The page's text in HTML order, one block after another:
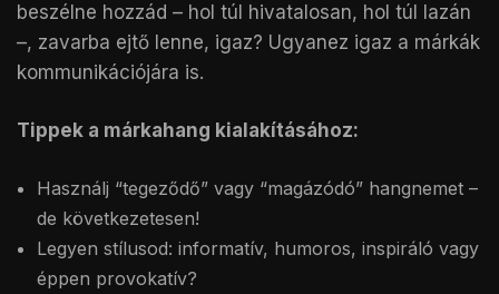
beszélne hozzád – hol túl hivatalosan, hol túl lazán
–, zavarba ejtő lenne, igaz? Ugyanez igaz a márkák
kommunikációjára is.
Tippek a márkahang kialakításához:
Használj “tegeződő” vagy “magázódó” hangnemet –
de következetesen!
Legyen stílusod: informatív, humoros, inspiráló vagy
éppen provokatív?